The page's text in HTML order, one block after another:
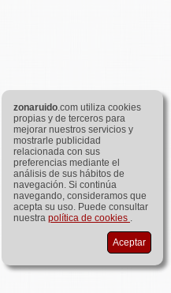
zonaruido.com utiliza cookies
propias y de terceros para
mejorar nuestros servicios y
mostrarle publicidad
relacionada con sus
preferencias mediante el
análisis de sus hábitos de
navegación. Si continúa
navegando, consideramos que
acepta su uso. Puede consultar
nuestra política de cookies .
Aceptar